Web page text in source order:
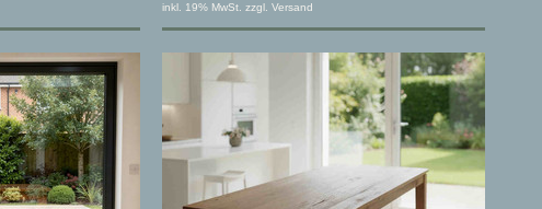
inkl. 19% MwSt. zzgl. Versand